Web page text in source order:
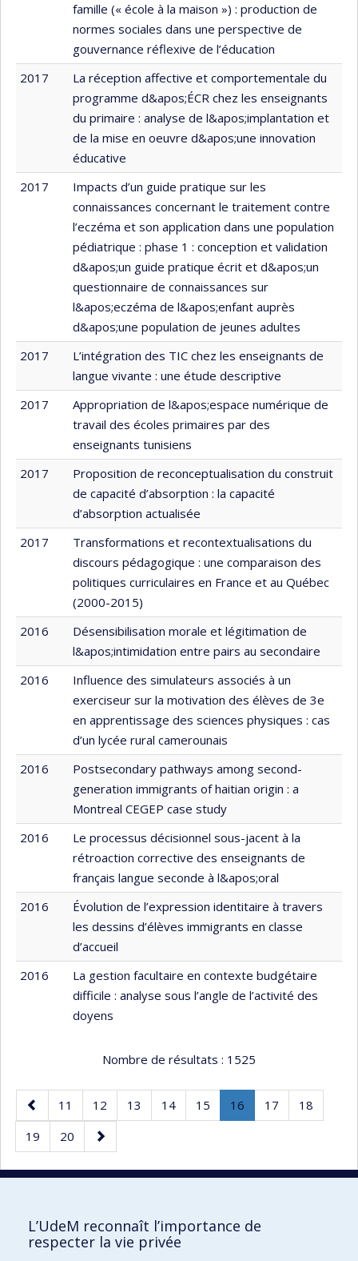
famille (« école à la maison ») : production de
normes sociales dans une perspective de
gouvernance réflexive de l’éducation
2017
La réception affective et comportementale du
programme d&apos;ÉCR chez les enseignants
du primaire : analyse de l&apos;implantation et
de la mise en oeuvre d&apos;une innovation
éducative
2017
Impacts d’un guide pratique sur les
connaissances concernant le traitement contre
l’eczéma et son application dans une population
pédiatrique : phase 1 : conception et validation
d&apos;un guide pratique écrit et d&apos;un
questionnaire de connaissances sur
l&apos;eczéma de l&apos;enfant auprès
d&apos;une population de jeunes adultes
2017
L’intégration des TIC chez les enseignants de
langue vivante : une étude descriptive
2017
Appropriation de l&apos;espace numérique de
travail des écoles primaires par des
enseignants tunisiens
2017
Proposition de reconceptualisation du construit
de capacité d’absorption : la capacité
d’absorption actualisée
2017
Transformations et recontextualisations du
discours pédagogique : une comparaison des
politiques curriculaires en France et au Québec
(2000-2015)
2016
Désensibilisation morale et légitimation de
l&apos;intimidation entre pairs au secondaire
2016
Influence des simulateurs associés à un
exerciseur sur la motivation des élèves de 3e
en apprentissage des sciences physiques : cas
d’un lycée rural camerounais
2016
Postsecondary pathways among second-
generation immigrants of haitian origin : a
Montreal CEGEP case study
2016
Le processus décisionnel sous-jacent à la
rétroaction corrective des enseignants de
français langue seconde à l&apos;oral
2016
Évolution de l’expression identitaire à travers
les dessins d’élèves immigrants en classe
d’accueil
2016
La gestion facultaire en contexte budgétaire
difficile : analyse sous l’angle de l’activité des
doyens
Nombre de résultats : 1525
Page
précédente
Page
11 Page
12 Page
13 Page
14 Page
15 Page
16
Page
Page
17 Page
18
Page
19 Page
20
Page
suivante
L’UdeM reconnaît l’importance de
respecter la vie privée